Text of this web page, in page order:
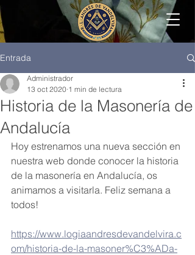
Entrada
Historia de la Masonería de
Andalucía
Administrador
13 oct 2020 1 min de lectura
Hoy estrenamos una nueva sección en
nuestra web donde conocer la historia
de la masonería en Andalucía, os
animamos a visitarla. Feliz semana a
todos!
https://www.logiaandresdevandelvira.c
om/historia-de-la-masoner%C3%ADa-